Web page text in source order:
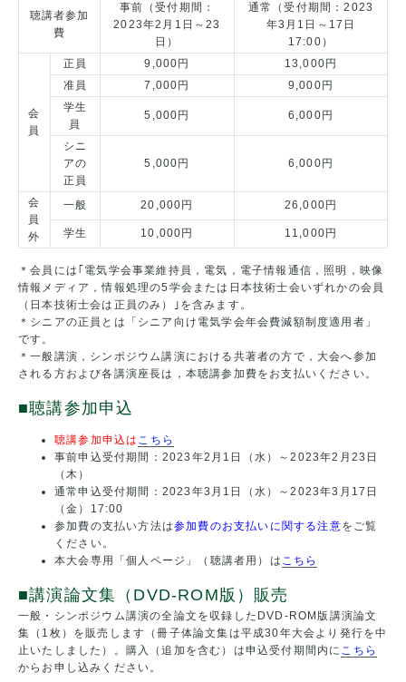
聴講者参加
費
事前（受付期間：
2023年2月1日～23
日）
通常（受付期間：2023
年3月1日～17日
17:00）
会
員
正員 9,000円
13,000円
准員
7,000円
9,000円
学生
員
5,000円 6,000円
シニ
アの
正員
5,000円 6,000円
会
員
外
一般 20,000円 26,000円
学生 10,000円 11,000円
＊会員には｢電気学会事業維持員，電気，電子情報通信，照明，映像
情報メディア，情報処理の5学会または日本技術士会いずれかの会員
（日本技術士会は正員のみ）｣を含みます。
＊シニアの正員とは「シニア向け電気学会年会費減額制度適用者」
です。
＊一般講演，シンポジウム講演における共著者の方で，大会へ参加
される方および各講演座長は，本聴講参加費をお支払いください。
■聴講参加申込
聴講参加申込は こちら
事前申込受付期間：2023年2月1日（水）～2023年2月23日
（木）
通常申込受付期間：2023年3月1日（水）～2023年3月17日
（金）17:00
参加費の支払い方法は参加費のお支払いに関する注意をご覧
ください。
本大会専用「個人ページ」（聴講者用）は こちら
■講演論文集（DVD-ROM版）販売
一般・シンポジウム講演の全論文を収録したDVD-ROM版講演論文
集（1枚）を販売します（冊子体論文集は平成30年大会より発行を中
止いたしました）。購入（追加を含む）は申込受付期間内に こちら
からお申し込みください。